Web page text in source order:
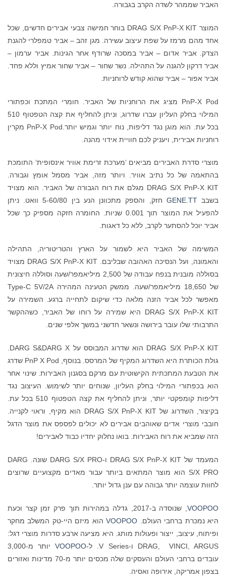
האביר שממהר לשדה הקרב בגבורה.
המוצר DRAG S/X PnP-X KIT בוחר חמישה צבעי אבירים חדשים, שכל
אחד מהם מרמז על שפת עיצוב עשירה. מגן זהב – אביר טמפלרי להגנת
הצדק. אביר אדום – אביר במסכה שרודף אחר הגינות. אביר ערמון –
אביר דרקון להגנה על התהילה. נשר שחור – אביר שחור אמיץ וללא פחד.
אביר אפור – אביר שהוא קודש לרוחניות.
PnP-X Pod מציג את הרוחניות של האביר. חומרי המתכת וכפתורי
המילוי בחלק העליון עברו שדרוג, וניתן להחליף את קצה הטפטוף 510
בכל עת. הוא מוגן נגד דליפות, נוח יותר וגמיש יותר.PnP-X Pod מקרין
רוחניות אבירית, ויעניק לכם חוויית אידוי מהנה.
מוצרי סדרת האבירים מביאים ‘מערכת זרימת אוויר אינסופית‘ התומכת
בהתאמה של כל נתיב אוויר. ויותר מזה, אביר מסמל אומץ וגבורה.
DRAG S/X PnP-X KIT מגלם את רוח הגבורה של האביר. הוא מצויד
בשבבGENE.TT
חזק, והספק מתכוונן הנע בין 5-60/80 וואט. ניתן
להפעיל את המוצר תוך 0.001 שניות. החומרה חזקה מספיק כך שכל
אביר יוכל להסתער לקרב, ללא כל דאגות.
המשימה של האביר היא לשמור על הארץ והטריטוריה, התהילה
והאמונה, ועל הנסיכה האהובה שבליבם. DRAG S/X PnP-X KIT מצויד
בסוללה מובנית בנפח עבודה של 2,500 מיליאמפר/שעה וסוללה חיצונית
של 18,650 מיליאמפר/שעה. ממשק הטעינה המהירה Type-C 5V/2A
מאפשר לכל אביר הזנה מלאה כדי שיקום לתחייה ברגע. השמירה על
DRAG S/X PnP-X KIT היא שמירה על רוחו של האביר, כשההקשר
התרבותי שלו עובר בירושה ונשאר חדשני במשך אלפי שנים.
גולת הכותרת היא השדרוג המקיף של המרסס. בנוסף, PnP X Pod שדרג
את הטבעת המתכתית הקישוטית עם מרקם בסגנון האבירות. שינוי אחר
הוא בכפתורי המילוי בחלק העליון, שנוחים יותר לשימוש. העיצוב נגד
דליפות קומפקטי יותר, וניתן להחליף את קצה הטפטוף 510 בכל עת.
בקיצור, השדרוג של DRAG S/X PnP-X KIT הוא מקיף, וראוי לקנייה.
חובבי מוצרי אדים שאוהבים אבירים לא יכולים לפספס את מוצר הדגל
הזה שמביא את רוח האבירות. בואו נחלוק יחדיו כבוד לאבירים!
המעמד של DRAG S/X PnP-X KIT ו-DARG S/X PRO שונה. DARG
S/X PRO הוא מוצר המתאים ביותר עבור מאדים מקצועיים שרוצים
לחוות עוצמה יותר גבוהה עם ענן גדול יותר.
VOOPOO
, שנוסדה ב-2017, גדלה במהירות תוך פרק זמן קצר וכעת
היא נמכרת ברחבי העולם. VOOPOOהוא מיזם היי-טק המשלב מחקר
ופיתוח, עיצוב, ייצור ופעולות מותג. היא מציעה ארבע סדרות מוצרי דגל:
DRAG, VINCI, ARGUS ו-V Series. ל-
VOOPOO
יותר מ-3,000
עובדים ברחבי העולם והעסקים שלה מכסים יותר מ-70 מדינות ואזורים
בצפון אמריקה, אירופה ואסיה.